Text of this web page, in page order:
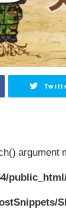
argument